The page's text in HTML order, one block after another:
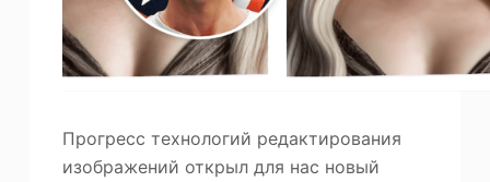
Прогресс технологий редактирования
изображений открыл для нас новый